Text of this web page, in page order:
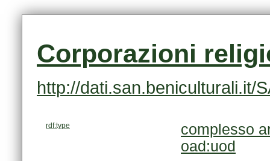
Corporazioni
http://dati.san.beniculturali.it/
rdf:type
complesso
oad:uod